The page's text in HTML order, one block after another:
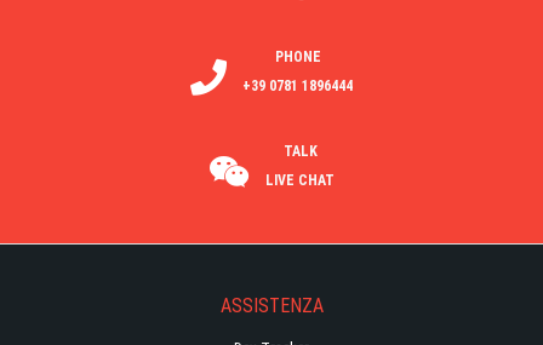
PHONE
+39 0781 1896444
TALK
LIVE CHAT
ASSISTENZA